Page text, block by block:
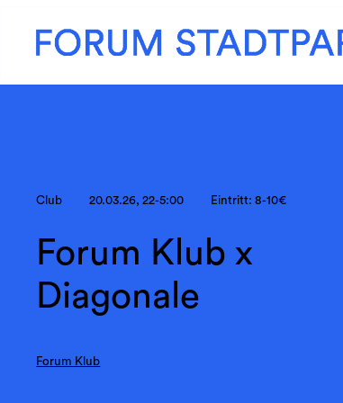
Club 20.03.26, 22-5:00 Eintritt: 8-10€
Forum Klub x
Diagonale
Forum Klub